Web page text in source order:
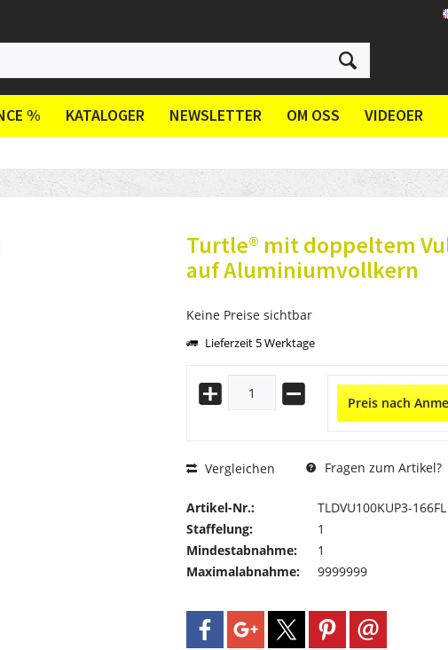
% KATALOGER NEWSLETTER OM OSS VIDEOER
Turtle® mit doppeltem
auf Aluminiumvollkern
Keine Preise sichtbar
Lieferzeit 5 Werktage
Preis nach
Vergleichen Fragen zum Artikel?
Artikel-Nr.:
TLDVU100KUP3-166FL
Staffelung:
1
Mindestabnahme:
1
Maximalabnahme:
9999999